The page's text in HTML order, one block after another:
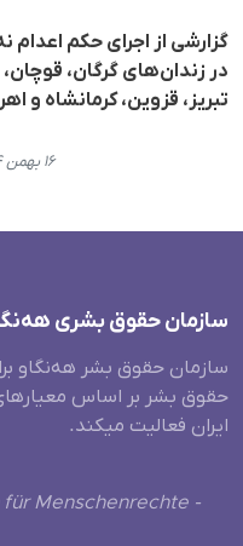
گزارشی از اجرای حکم اعدام
در زندان‌های گرگان، قوچان،
تبریز، قزوین، کرمانشاه و اهر
۱۶ بهمن ۱۴۰۴، ۲۲:۴۶
سازمان حقوق بشری
سازمان حقوق بشر هه‌نگاو
حقوق بشر بر اساس
ایران فعالیت میکند.
Menschenrechte -